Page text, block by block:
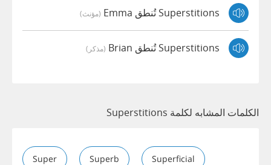
Superstitions تُنطق Emma (مؤنث)
Superstitions تُنطق Brian (مذكر)
الكلمات المشابه لكلمة Superstitions
Super Superb Superficial